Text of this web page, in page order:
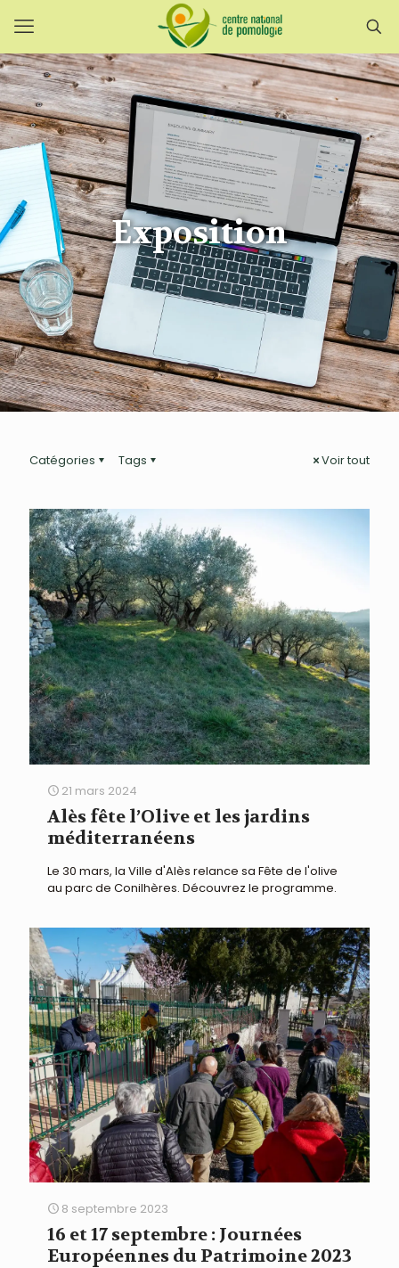
Exposition
Catégories Tags Voir tout
21 mars 2024
Alès fête l’Olive et les jardins
méditerranéens
Le 30 mars, la Ville d'Alès relance sa Fête de l'olive
au parc de Conilhères. Découvrez le programme.
8 septembre 2023
16 et 17 septembre : Journées
Européennes du Patrimoine 2023